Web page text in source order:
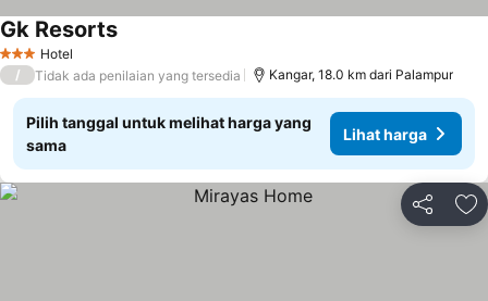
3 BintangHotel
Gk Resorts
/ Tidak ada penilaian yang tersedia Kangar, 18.0 km dari Palampur
Pilih tanggal untuk melihat harga yang
sama
Lihat harga
Bagikan